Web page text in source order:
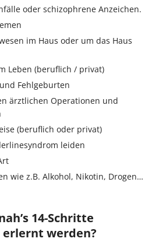
oder schizophrene Anzeichen.
im Haus oder um das Haus
Leben (beruflich / privat)
Fehlgeburten
ärztlichen Operationen und
(beruflich oder privat)
leiden
wie z.B. Alkohol, Nikotin, Drogen…
14-Schritte
erlernt werden?